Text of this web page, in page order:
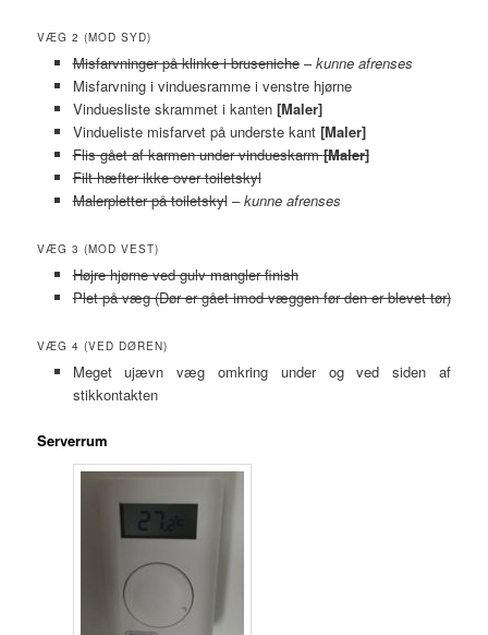
VÆG 2 (MOD SYD)
Misfarvninger på klinke i bruseniche–kunne afrenses
Misfarvning i vinduesramme i venstre hjørne
Vinduesliste skrammet i kanten [Maler]
Vindueliste misfarvet på underste kant [Maler]
Flis gået af karmen under vindueskarm[Maler]
Filt hæfter ikke over toiletskyl
Malerpletter på toiletskyl–kunne afrenses
VÆG 3 (MOD VEST)
Højre hjørne ved gulv mangler finish
Plet på væg (Dør er gået imod væggen før den er blevet tør)
VÆG 4 (VED DØREN)
Meget ujævn væg omkring under og ved siden af
stikkontakten
Serverrum